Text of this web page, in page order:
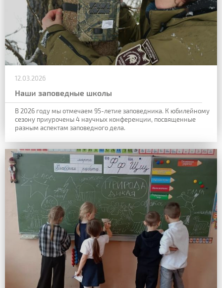
12.03.2026
Наши заповедные школы
В 2026 году мы отмечаем 95-летие заповедника. К юбилейному
сезону приурочены 4 научных конференции, посвященные
разным аспектам заповедного дела.